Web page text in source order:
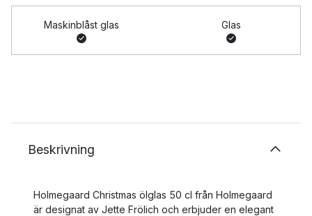
Maskinblåst glas Glas
Beskrivning
Holmegaard Christmas ölglas 50 cl från Holmegaard
är designat av Jette Frölich och erbjuder en elegant